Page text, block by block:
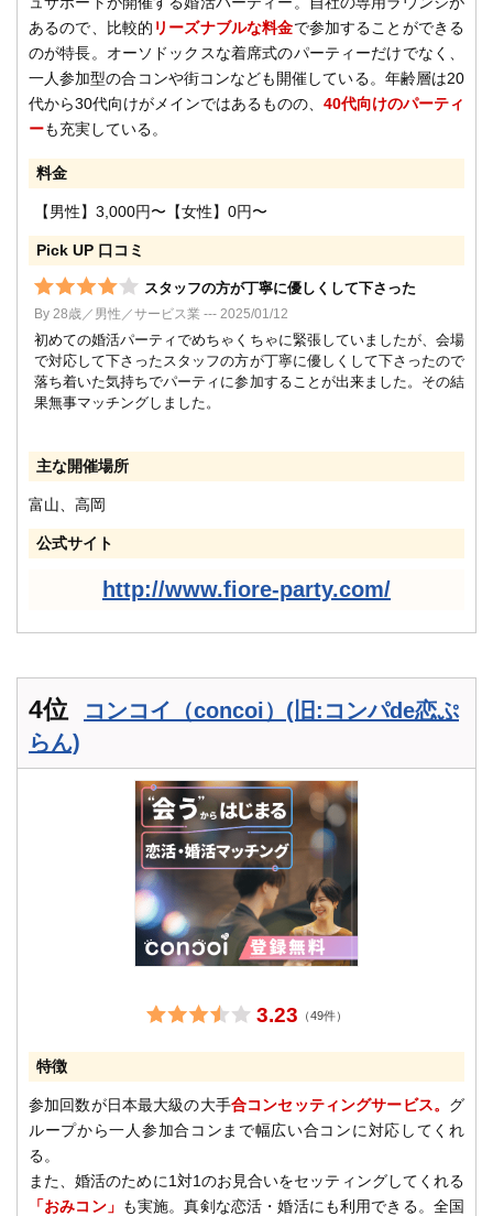
あるので、比較的 リーズナブルな料金で参加することができる
のが特長。オーソドックスな着席式のパーティーだけでなく、
一人参加型の合コンや街コンなども開催している。年齢層は20
代から30代向けがメインではあるものの、 40代向けのパーティ
ーも充実している。
料金
【男性】3,000円〜【女性】0円〜
Pick UP 口コミ
スタッフの方が丁寧に優しくして下さった
By 28歳／男性／サービス業 --- 2025/01/12
初めての婚活パーティでめちゃくちゃに緊張していましたが、会場
で対応して下さったスタッフの方が丁寧に優しくして下さったので
落ち着いた気持ちでパーティに参加することが出来ました。その結
果無事マッチングしました。
主な開催場所
富山、高岡
公式サイト
http://www.fiore-party.com/
4位
コンコイ（concoi）(旧:コンパde恋ぷ
らん)
3.23 （49件）
特徴
参加回数が日本最大級の大手合コンセッティングサービス。 グ
ループから一人参加合コンまで幅広い合コンに対応してくれ
る。
また、婚活のために1対1のお見合いをセッティングしてくれる
「おみコン」 も実施。真剣な恋活・婚活にも利用できる。全国